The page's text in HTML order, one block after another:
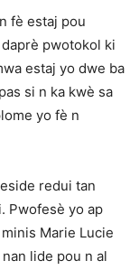
fè estaj pou
pwotokol ki
estaj yo dwe ba
si n ka kwè sa
yo fè n
redui tan
Pwofesè yo ap
Marie Lucie
lide pou n al